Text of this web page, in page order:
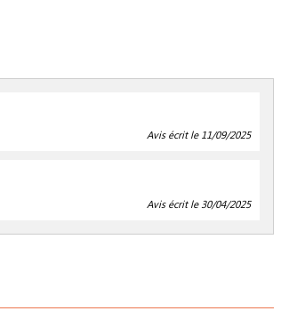
Avis écrit le 11/09/2025
Avis écrit le 30/04/2025